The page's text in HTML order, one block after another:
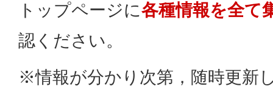
トップページに各種情報を全て
認ください。
※情報が分かり次第，随時更新